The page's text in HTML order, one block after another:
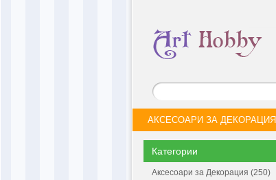
АКСЕСОАРИ ЗА ДЕКОРАЦИЯ
Категории
Аксесоари за Декорация (250)